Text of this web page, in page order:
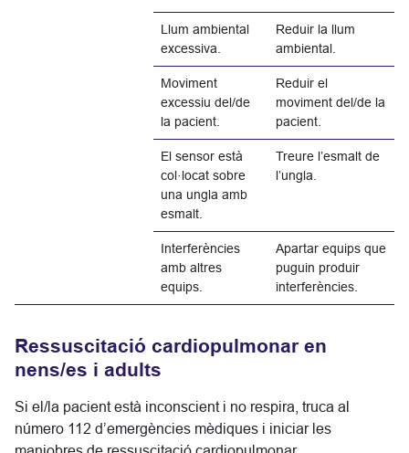
Llum ambiental
excessiva.
Reduir la llum
ambiental.
Moviment
excessiu del/de
la pacient.
Reduir el
moviment del/de la
pacient.
El sensor està
col·locat sobre
una ungla amb
esmalt.
Treure l’esmalt de
l’ungla.
Interferències
amb altres
equips.
Apartar equips que
puguin produir
interferències.
Ressuscitació cardiopulmonar en
nens/es i adults
Si el/la pacient està inconscient i no respira, truca al
número 112 d’emergències mèdiques i iniciar les